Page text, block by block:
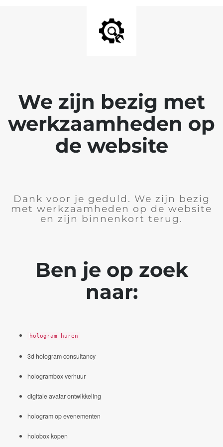
We zijn bezig met
werkzaamheden op
de website
Dank voor je geduld. We zijn bezig
met werkzaamheden op de website
en zijn binnenkort terug.
Ben je op zoek
naar:
hologram huren
3d hologram consultancy
hologrambox verhuur
digitale avatar ontwikkeling
hologram op evenementen
holobox kopen